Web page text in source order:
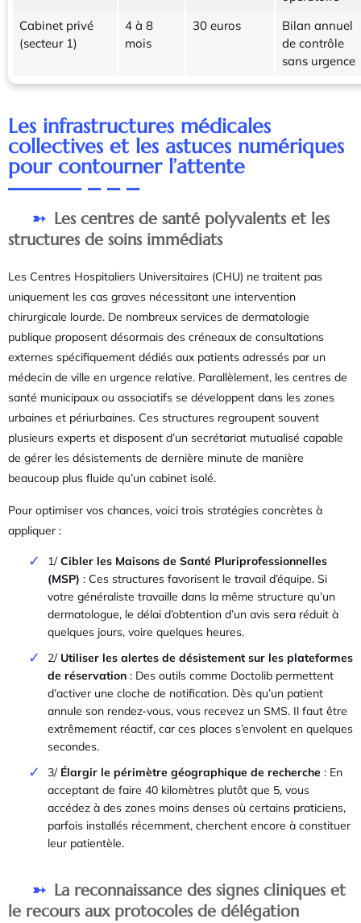
Cabinet privé
(secteur 1)
4 à 8
mois
30 euros
Bilan annuel
de contrôle
sans urgence
Les infrastructures médicales
collectives et les astuces numériques
pour contourner l’attente
Les centres de santé polyvalents et les
structures de soins immédiats
Les Centres Hospitaliers Universitaires (CHU) ne traitent pas
uniquement les cas graves nécessitant une intervention
chirurgicale lourde. De nombreux services de dermatologie
publique proposent désormais des créneaux de consultations
externes spécifiquement dédiés aux patients adressés par un
médecin de ville en urgence relative. Parallèlement, les centres de
santé municipaux ou associatifs se développent dans les zones
urbaines et périurbaines. Ces structures regroupent souvent
plusieurs experts et disposent d’un secrétariat mutualisé capable
de gérer les désistements de dernière minute de manière
beaucoup plus fluide qu’un cabinet isolé.
Pour optimiser vos chances, voici trois stratégies concrètes à
appliquer :
1/Cibler les Maisons de Santé Pluriprofessionnelles
(MSP) : Ces structures favorisent le travail d’équipe. Si
votre généraliste travaille dans la même structure qu’un
dermatologue, le délai d’obtention d’un avis sera réduit à
quelques jours, voire quelques heures.
2/ Utiliser les alertes de désistement sur les plateformes
de réservation : Des outils comme Doctolib permettent
d’activer une cloche de notification. Dès qu’un patient
annule son rendez-vous, vous recevez un SMS. Il faut être
extrêmement réactif, car ces places s’envolent en quelques
secondes.
3/ Élargir le périmètre géographique de recherche : En
acceptant de faire 40 kilomètres plutôt que 5, vous
accédez à des zones moins denses où certains praticiens,
parfois installés récemment, cherchent encore à constituer
leur patientèle.
La reconnaissance des signes cliniques et
le recours aux protocoles de délégation